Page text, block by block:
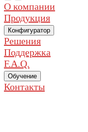
О компании
Продукция
Конфигуратор
Решения
Поддержка
F.A.Q.
Обучение
Контакты